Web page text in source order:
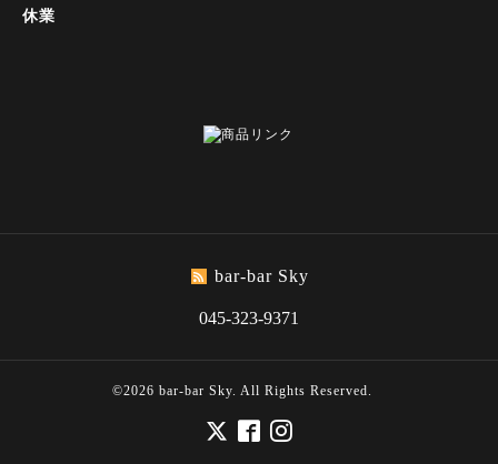
休業
bar-bar Sky
045-323-9371
©2026 bar-bar Sky. All Rights Reserved.